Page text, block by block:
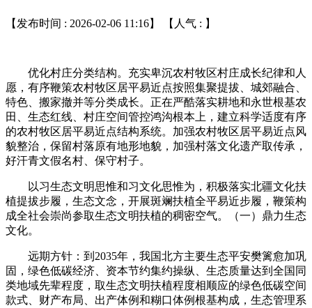
【发布时间 : 2026-02-06 11:16】 【人气 : 】
优化村庄分类结构。充实卑沉农村牧区村庄成长纪律和人
愿，有序鞭策农村牧区居平易近点按照集聚提拔、城郊融合、
特色、搬家撤并等分类成长。正在严酷落实耕地和永世根基农
田、生态红线、村庄空间管控鸿沟根本上，建立科学适度有序
的农村牧区居平易近点结构系统。加强农村牧区居平易近点风
貌整治，保留村落原有地形地貌，加强村落文化遗产取传承，
好汗青文假名村、保守村子。
以习生态文明思惟和习文化思惟为，积极落实北疆文化扶
植提拔步履，生态文念，开展斑斓扶植全平易近步履，鞭策构
成全社会崇尚参取生态文明扶植的稠密空气。（一）鼎力生态
文化。
远期方针：到2035年，我国北方主要生态平安樊篱愈加巩
固，绿色低碳经济、资本节约集约操纵、生态质量达到全国同
类地域先辈程度，取生态文明扶植程度相顺应的绿色低碳空间
款式、财产布局、出产体例和糊口体例根基构成，生态管理系